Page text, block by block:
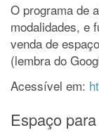
O programa de
modalidades, e
venda de
(lembra do
Acessível em:
Espaço